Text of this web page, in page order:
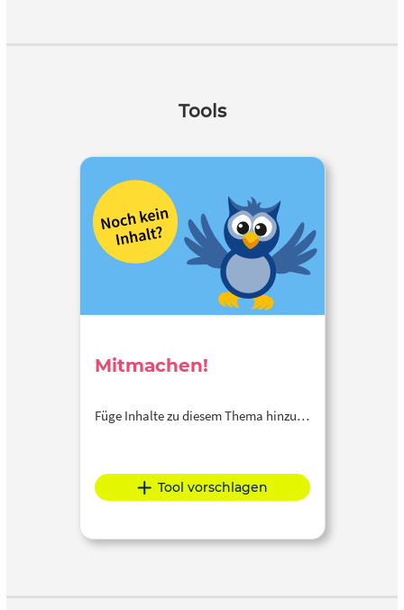
Tools
Mitmachen!
Füge Inhalte zu diesem Thema hinzu…
Tool vorschlagen